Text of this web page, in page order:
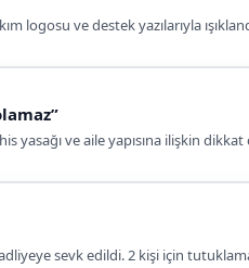
logosu ve destek yazılarıyla
yasağı ve aile yapısına ilişkin
sevk edildi. 2 kişi için